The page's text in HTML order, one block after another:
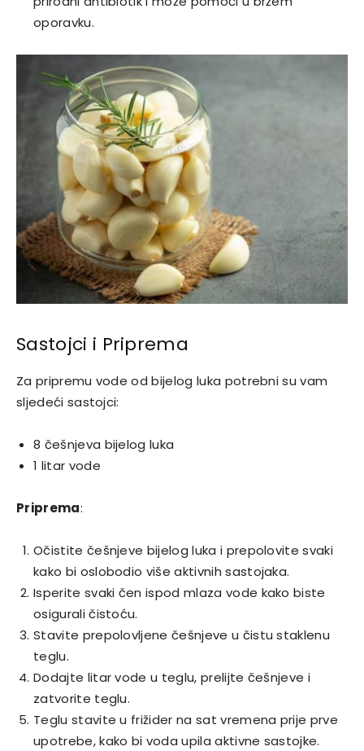
oporavku.
Sastojci i Priprema
Za pripremu vode od bijelog luka potrebni su vam
sljedeći sastojci:
8 češnjeva bijelog luka
1 litar vode
Priprema:
Očistite češnjeve bijelog luka i prepolovite svaki
kako bi oslobodio više aktivnih sastojaka.
Isperite svaki čen ispod mlaza vode kako biste
osigurali čistoću.
Stavite prepolovljene češnjeve u čistu staklenu
teglu.
Dodajte litar vode u teglu, prelijte češnjeve i
zatvorite teglu.
Teglu stavite u frižider na sat vremena prije prve
upotrebe, kako bi voda upila aktivne sastojke.